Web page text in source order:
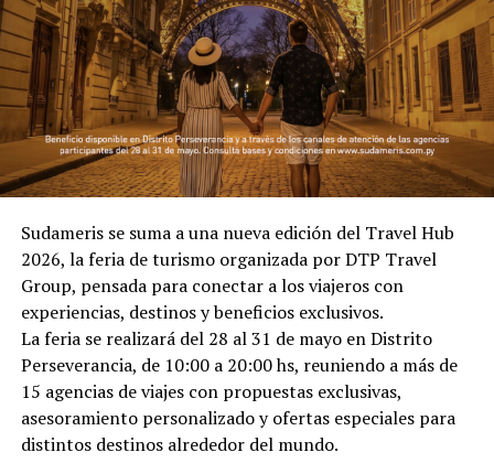
Sudameris se suma a una nueva edición del Travel Hub
2026, la feria de turismo organizada por DTP Travel
Group, pensada para conectar a los viajeros con
experiencias, destinos y beneficios exclusivos.
La feria se realizará del 28 al 31 de mayo en Distrito
Perseverancia, de 10:00 a 20:00 hs, reuniendo a más de
15 agencias de viajes con propuestas exclusivas,
asesoramiento personalizado y ofertas especiales para
distintos destinos alrededor del mundo.